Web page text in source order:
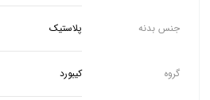
جنس بدنه پلاستیک
گروه کیبورد